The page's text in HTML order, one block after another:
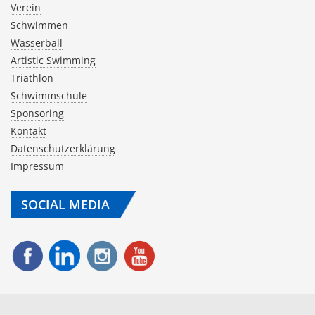
Verein
Schwimmen
Wasserball
Artistic Swimming
Triathlon
Schwimmschule
Sponsoring
Kontakt
Datenschutzerklärung
Impressum
SOCIAL MEDIA